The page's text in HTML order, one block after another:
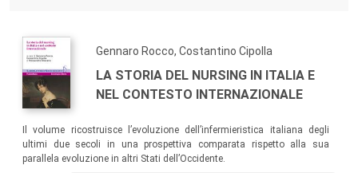
Gennaro Rocco, Costantino Cipolla
LA STORIA DEL NURSING IN ITALIA E
NEL CONTESTO INTERNAZIONALE
Il volume ricostruisce l’evoluzione dell’infermieristica italiana degli
ultimi due secoli in una prospettiva comparata rispetto alla sua
parallela evoluzione in altri Stati dell’Occidente.